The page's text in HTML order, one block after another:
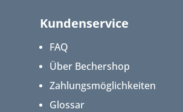
Kundenservice
FAQ
Über Bechershop
Zahlungsmöglichkeiten
Glossar